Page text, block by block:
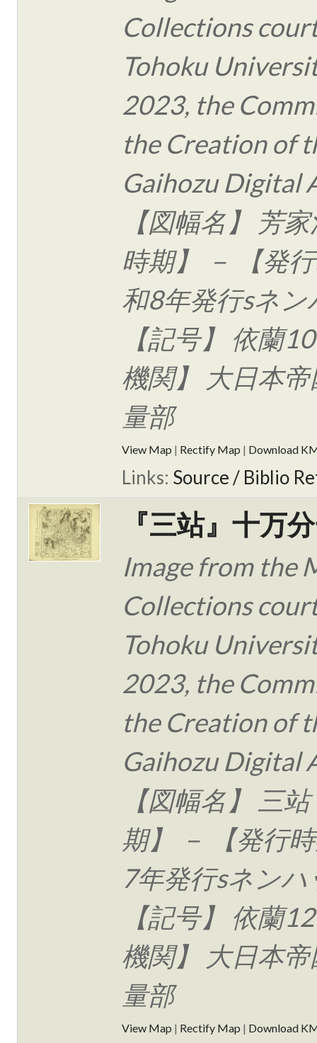
Collections
Tohoku
2023, the
the Creation of
Gaihozu Digital
【図幅名】 芳
時期】 － 【発
和8年発行sネ
【記号】 依蘭
機関】 大日本
量部
View Map | Rectify Map | Download
Links: Source / Biblio
『三站』十万
Image from the
Collections
Tohoku
2023, the
the Creation of
Gaihozu Digital
【図幅名】 三
期】 － 【発行
7年発行sネン
【記号】 依蘭
機関】 大日本
量部
View Map | Rectify Map | Download